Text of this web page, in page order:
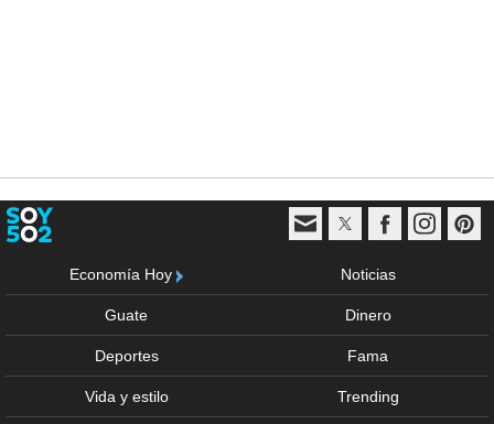
Economía Hoy Noticias
Guate Dinero
Deportes Fama
Vida y estilo Trending